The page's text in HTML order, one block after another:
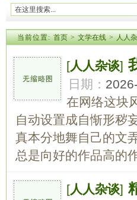
当前位置: 首页>文学在线>人人
[人人杂谈]
日期：
在网络这块
自动设置成自惭形秽
真本分地舞自己的文
总是向好的作品高的
[人人杂谈]